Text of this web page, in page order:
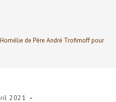
Homélie de Père André Trofimoff pour le
2021